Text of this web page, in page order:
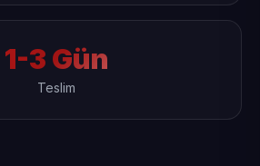
1-3 Gün
Teslim